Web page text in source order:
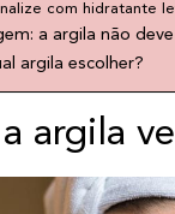
com hidratante
a argila não
argila escolher?
argila